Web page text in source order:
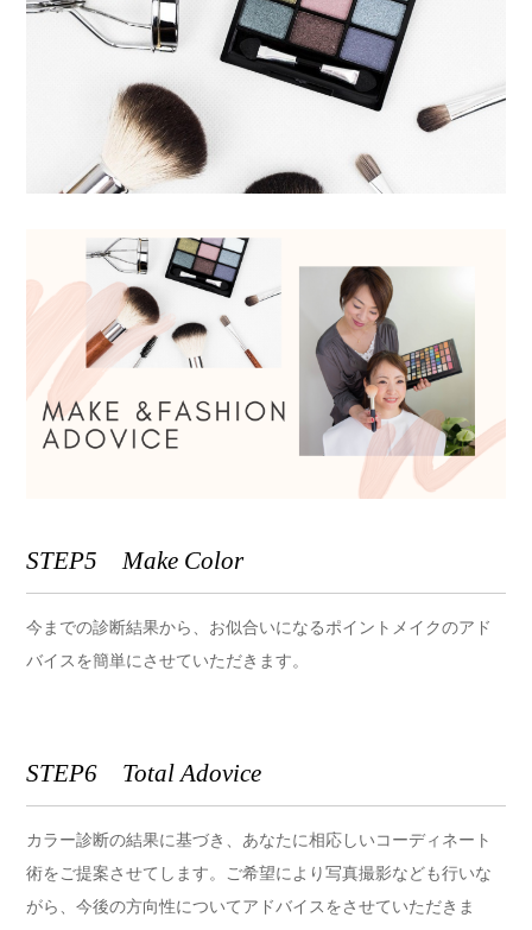
STEP5 Make Color
今までの診断結果から、お似合いになるポイントメイクのアド
バイスを簡単にさせていただきます。
STEP6 Total Adovice
カラー診断の結果に基づき、あなたに相応しいコーディネート
術をご提案させてします。ご希望により写真撮影なども行いな
がら、今後の方向性についてアドバイスをさせていただきま